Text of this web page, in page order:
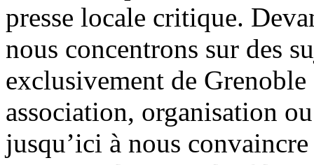
presse locale critique.
nous concentrons sur des
exclusivement de
association, organisation
jusqu’ici à nous